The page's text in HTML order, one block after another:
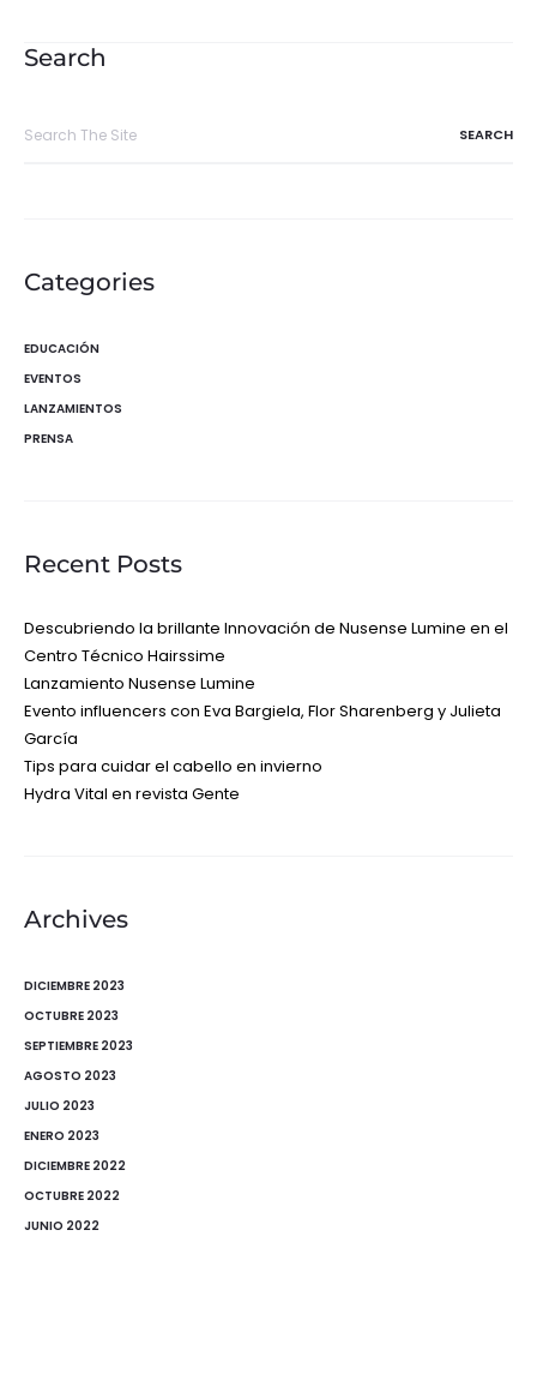
entradas
Search
Categories
EDUCACIÓN
EVENTOS
LANZAMIENTOS
PRENSA
Recent Posts
Descubriendo la brillante Innovación de Nusense Lumine en el
Centro Técnico Hairssime
Lanzamiento Nusense Lumine
Evento influencers con Eva Bargiela, Flor Sharenberg y Julieta
García
Tips para cuidar el cabello en invierno
Hydra Vital en revista Gente
Archives
DICIEMBRE 2023
OCTUBRE 2023
SEPTIEMBRE 2023
AGOSTO 2023
JULIO 2023
ENERO 2023
DICIEMBRE 2022
OCTUBRE 2022
JUNIO 2022